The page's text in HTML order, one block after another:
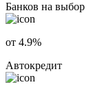
Банков на выбор
от 4.9%
Автокредит